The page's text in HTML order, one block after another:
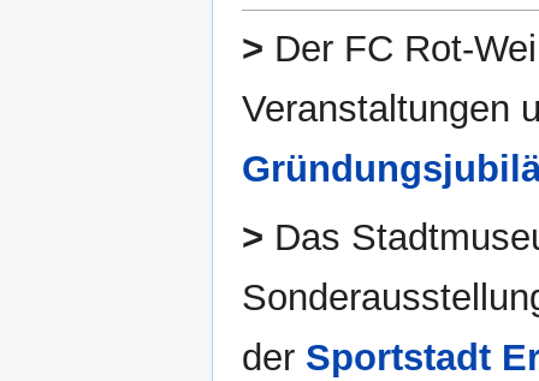
> Der FC Rot-
Veranstaltungen
> Das
der Sportstadt